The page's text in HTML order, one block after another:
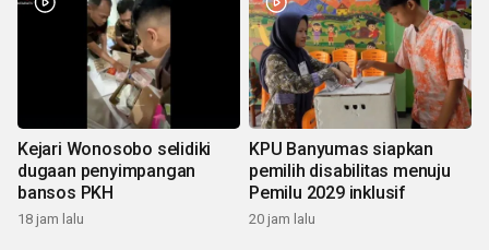
Kejari Wonosobo selidiki
dugaan penyimpangan
bansos PKH
18 jam lalu
KPU Banyumas siapkan
pemilih disabilitas menuju
Pemilu 2029 inklusif
20 jam lalu